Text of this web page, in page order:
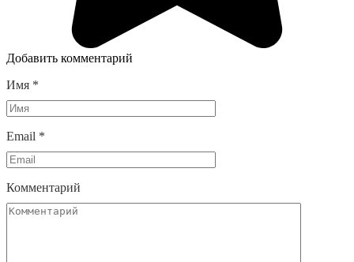
Добавить комментарий
Имя *
Email *
Комментарий